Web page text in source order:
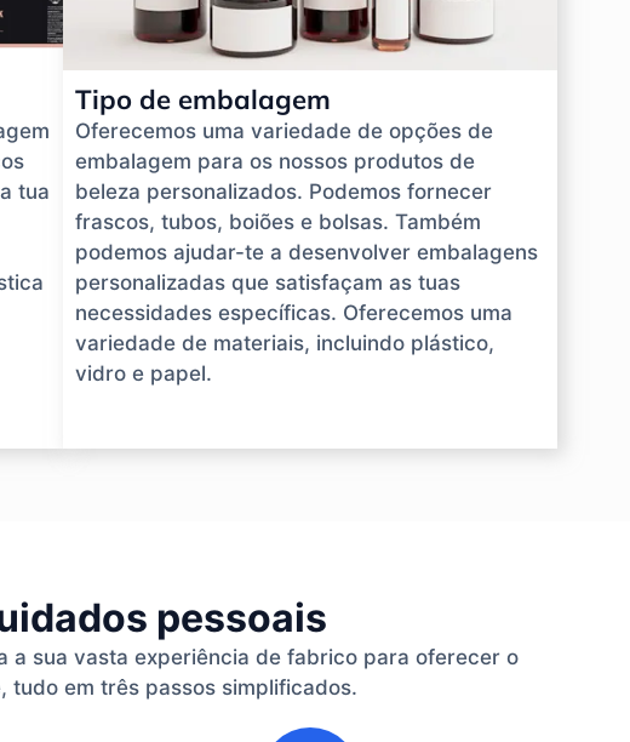
tua
Tipo de embalagem
Oferecemos uma variedade de opções de
embalagem para os nossos produtos de
beleza personalizados. Podemos fornecer
frascos, tubos, boiões e bolsas. Também
podemos ajudar-te a desenvolver embalagens
personalizadas que satisfaçam as tuas
necessidades específicas. Oferecemos uma
variedade de materiais, incluindo plástico,
vidro e papel.
pessoais
a sua vasta experiência de fabrico para oferecer o
tudo em três passos simplificados.